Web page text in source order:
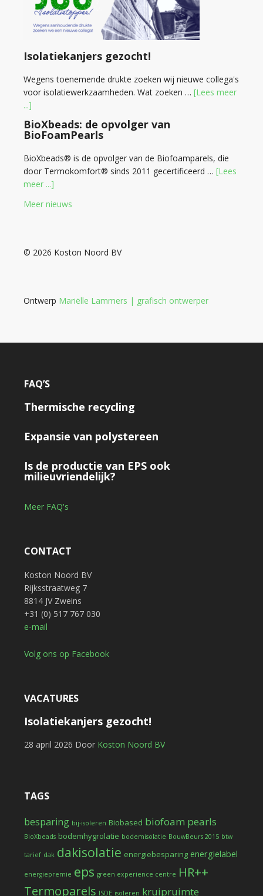
Isolatiekanjers gezocht!
Wegens toenemende drukte zoeken wij nieuwe collega's
voor isolatiewerkzaamheden. Wat zoeken … [Lees meer
...]
BioXbeads: de opvolger van
BioFoamPearls
BioXbeads® is de opvolger van de Biofoamparels, die
door Termokomfort® sinds 2011 gecertificeerd … [Lees
meer ...]
Meer nieuws
© 2026 Koston Noord BV
Ontwerp Mariëlle Lammers | grafisch ontwerper
FAQ’S
Thermische recycling
Expansie van polystereen
Is de productie van EPS ook
milieuvriendelijk?
Meer FAQ's
CONTACT
Koston Noord BV
Rijksstraatweg 7
8814 JV Zweins
+31 (0) 517 767 030
e-mail
Volg ons op Facebook
VACATURES
Isolatiekanjers gezocht!
28 april 2026 Door Koston Noord BV
TAGS
besparing bij-isoleren Biobased biofoam pearls
BioXbeads bodemhygrolatie bodemisolatie BouwBeurs 2015 btw
tarief dak dakisolatie energiebesparing energielabel
energiepremie eps green experience centre HR++
Termoparels ISDE isoleren kruipruimte